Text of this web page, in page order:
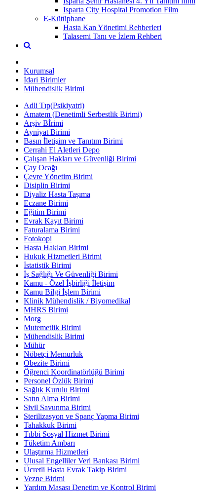
Isparta City Hospital Promotion Film
E-Kütüphane
Hasta Kan Yönetimi Rehberleri
Talasemi Tanı ve İzlem Rehberi
Kurumsal
İdari Birimler
Mühendislik Birimi
Adli Tıp(Psikiyatri)
Amatem (Denetimli Serbestlik Birimi)
Arşiv Bİrimi
Ayniyat Birimi
Basın İletişim ve Tanıtım Birimi
Cerrahi El Aletleri Depo
Çalışan Hakları ve Güvenliği Birimi
Çay Ocağı
Çevre Yönetim Birimi
Disiplin Birimi
Diyaliz Hasta Taşıma
Eczane Birimi
Eğitim Birimi
Evrak Kayıt Birimi
Faturalama Birimi
Fotokopi
Hasta Hakları Birimi
Hukuk Hizmetleri Birimi
İstatistik Birimi
İş Sağlığı Ve Güvenliği Birimi
Kamu - Özel İşbirliği İletişim
Kamu Bilgi İşlem Birimi
Klinik Mühendislik / Biyomedikal
MHRS Birimi
Morg
Mutemetlik Birimi
Mühendislik Birimi
Mühür
Nöbetçi Memurluk
Obezite Birimi
Öğrenci Koordinatörlüğü Birimi
Personel Özlük Birimi
Sağlık Kurulu Birimi
Satın Alma Birimi
Sivil Savunma Birimi
Sterilizasyon ve Spanç Yapma Birimi
Tahakkuk Birimi
Tıbbi Sosyal Hizmet Birimi
Tüketim Ambarı
Ulaştırma Hizmetleri
Ulusal Engelliler Veri Bankası Birimi
Ücretli Hasta Evrak Takip Birimi
Vezne Birimi
Yardım Masası Denetim ve Kontrol Birimi